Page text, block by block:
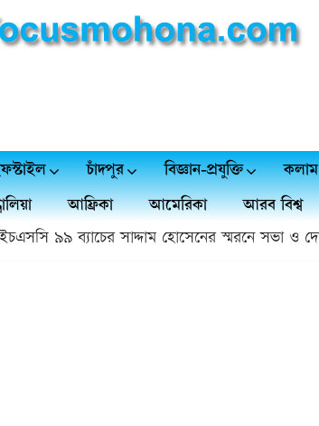
চাঁদপুর বিজ্ঞান-প্রযুক্তি কলাম
আফ্রিকা আমেরিকা আরব বিশ্ব
৯৯ ব্যাচের সাদ্দাম হোসেনের স্মরনে সভা ও দোয়া